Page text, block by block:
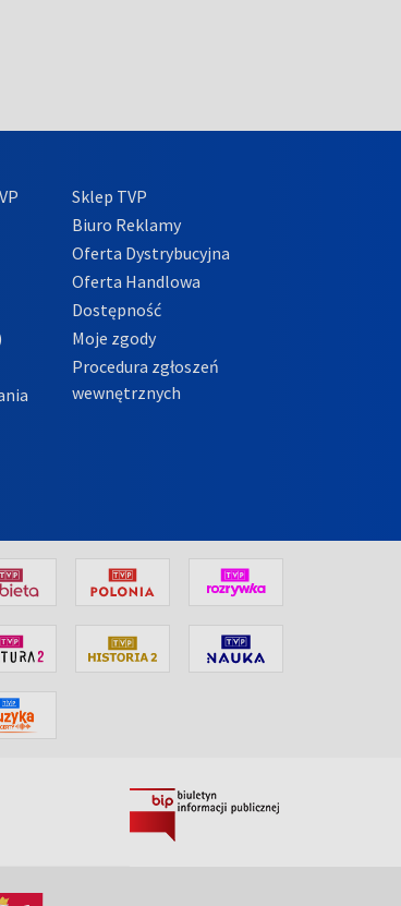
Sklep TVP
Biuro Reklamy
Oferta Dystrybucyjna
Oferta Handlowa
Dostępność
Moje zgody
Procedura zgłoszeń
wewnętrznych